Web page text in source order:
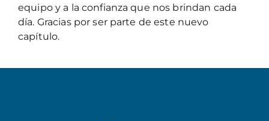
equipo y a la confianza que nos brindan cada
día. Gracias por ser parte de este nuevo
capítulo.